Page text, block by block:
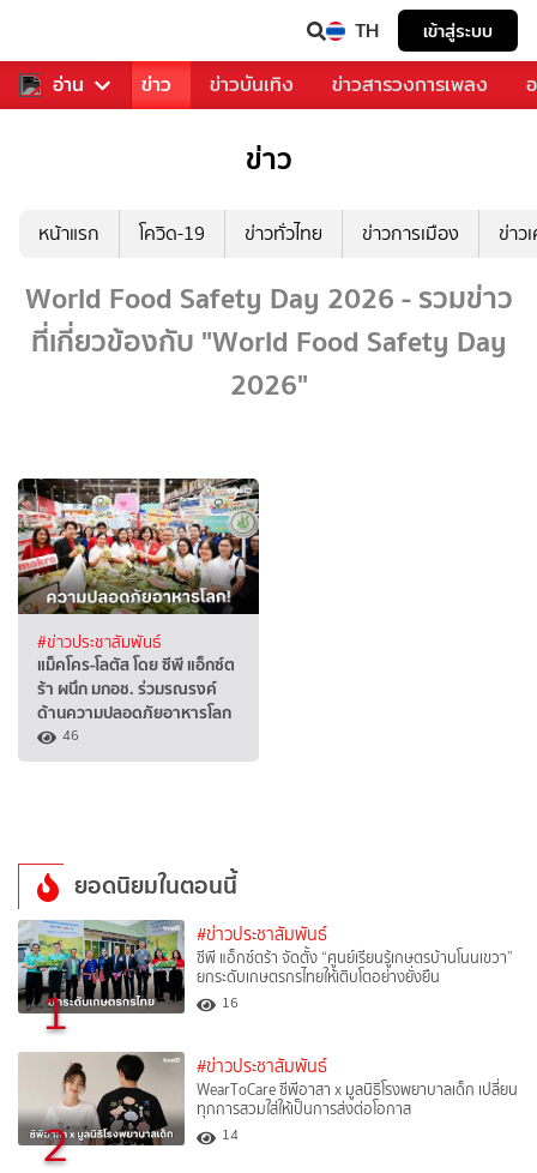
TH เข้าสู่ระบบ
อ่าน
คุณ กีฬา ข่าว ข่าวบันเทิง ข่าวสารวงการเพลง
ข่าว
หน้าแรก โควิด-19 ข่าวทั่วไทย ข่าวการเมือง ข่าว
World Food Safety Day 2026 - รวมข่าว
ที่เกี่ยวข้องกับ "World Food Safety Day
2026"
#ข่าวประชาสัมพันธ์
แม็คโคร-โลตัส โดย ซีพี แอ็กซ์ต
ร้า ผนึก มกอช. ร่วมรณรงค์
ด้านความปลอดภัยอาหารโลก
46
ยอดนิยมในตอนนี้
1
#ข่าวประชาสัมพันธ์
ซีพี แอ็กซ์ตร้า จัดตั้ง “ศูนย์เรียนรู้เกษตรบ้านโนนเขวา”
ยกระดับเกษตรกรไทยให้เติบโตอย่างยั่งยืน
16
2
#ข่าวประชาสัมพันธ์
WearToCare ซีพีอาสา x มูลนิธิโรงพยาบาลเด็ก เปลี่ยน
ทุกการสวมใส่ให้เป็นการส่งต่อโอกาส
14